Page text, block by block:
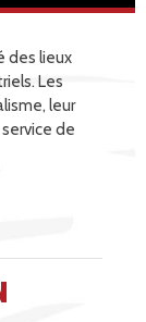
des lieux
Les
leur
de